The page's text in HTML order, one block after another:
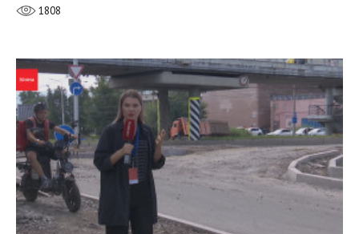
1808